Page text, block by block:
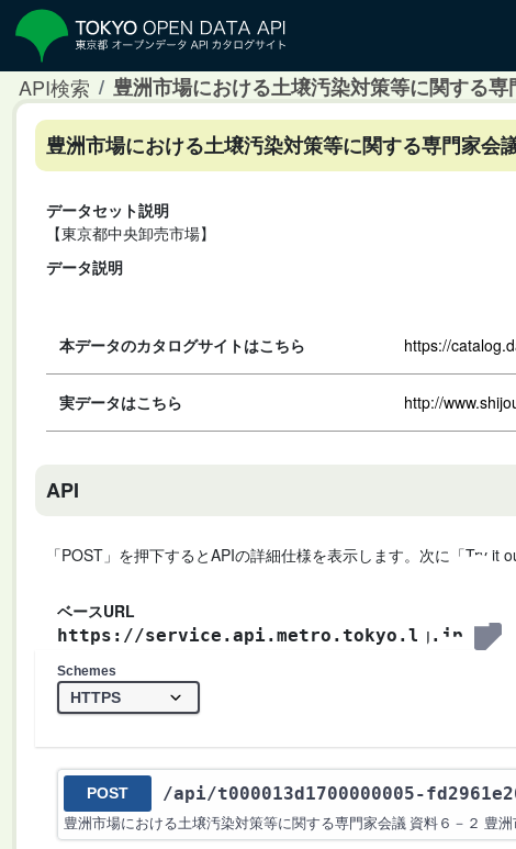
API検索 豊洲市場における土壌汚染対策等に関する
豊洲市場における土壌汚染対策等に関する専門家
データセット説明
【東京都中央卸売市場】
データ説明
本データのカタログサイトはこちら https://
実データはこちら http://
API
「POST」を押下するとAPIの詳細仕様を表示します。次に「Try
ベースURL
https://service.api.metro.tokyo.lg.jp
Schemes
POST /api/t000013d1700000005-
豊洲市場における土壌汚染対策等に関する専門家会議 資料６－２ 豊